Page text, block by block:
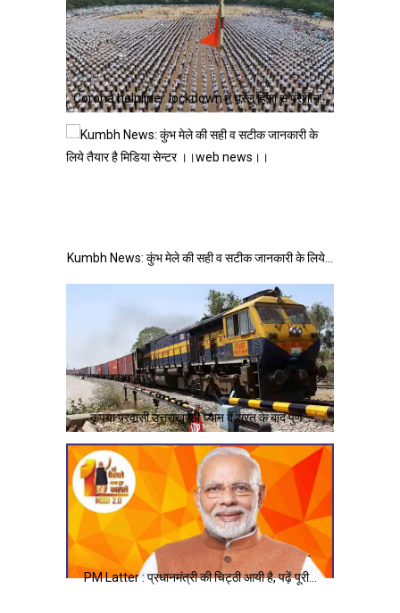
Corona helpline : lockdown में घरेलू हिंसा से परेशान…
Kumbh News: कुंभ मेले की सही व सटीक जानकारी के लिये…
कृपया प्रवासी उत्तराखण्डी ध्यान दें सूरत के बाद पुणे…
PM Latter : प्रधानमंत्री की चिट्ठी आयी है, पढ़ें पूरी…